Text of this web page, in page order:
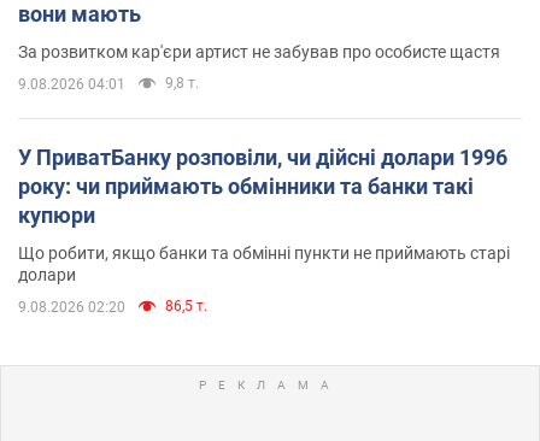
вони мають
За розвитком кар'єри артист не забував про особисте щастя
9.08.2026 04:01 9,8 т.
У ПриватБанку розповіли, чи дійсні долари 1996
року: чи приймають обмінники та банки такі
купюри
Що робити, якщо банки та обмінні пункти не приймають старі
долари
9.08.2026 02:20 86,5 т.